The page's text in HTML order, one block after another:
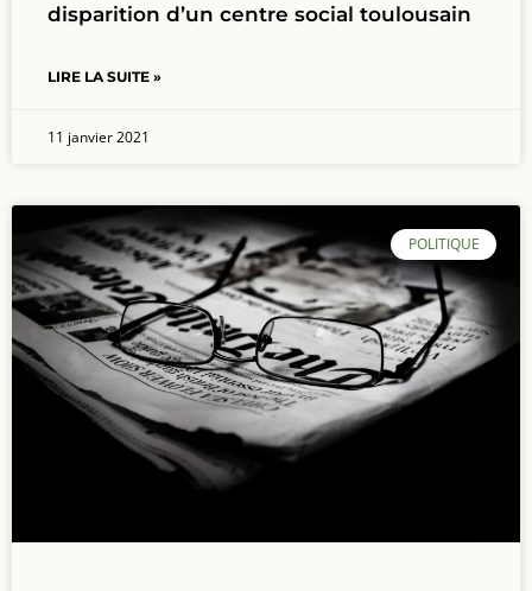
disparition d’un centre social toulousain
LIRE LA SUITE »
11 janvier 2021
POLITIQUE